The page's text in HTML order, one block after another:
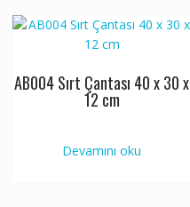
AB004 Sırt Çantası 40 x 30 x
12 cm
Devamını oku